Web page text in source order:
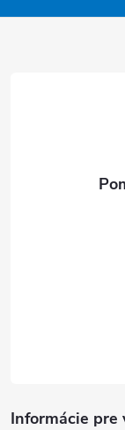
Informácie pre